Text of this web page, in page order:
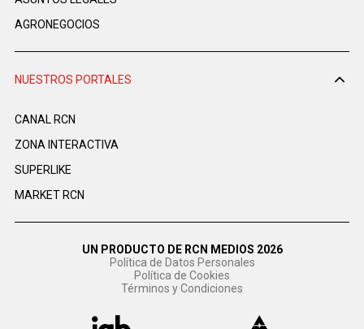
AGRONEGOCIOS
NUESTROS PORTALES
CANAL RCN
ZONA INTERACTIVA
SUPERLIKE
MARKET RCN
UN PRODUCTO DE RCN MEDIOS 2026
Política de Datos Personales
Política de Cookies
Términos y Condiciones